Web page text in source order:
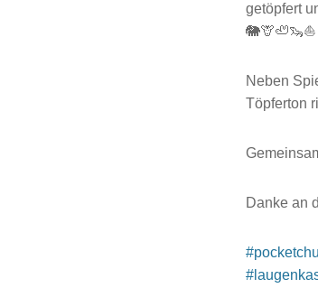
getöpfert
🐘🦒🦥🦦⛵
Neben
Töpferton
Danke an